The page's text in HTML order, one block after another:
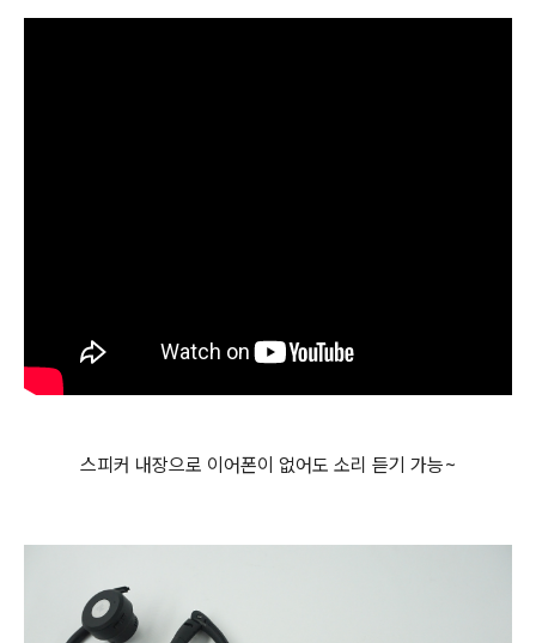
스피커 내장으로 이어폰이 없어도 소리 듣기 가능~